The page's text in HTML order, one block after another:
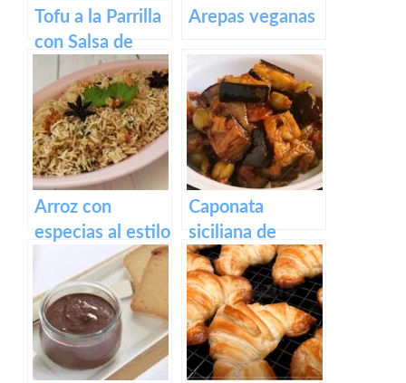
Tofu a la Parrilla
con Salsa de
Mango
Arepas veganas
Arroz con
especias al estilo
Caponata
siciliana de
berenjenas